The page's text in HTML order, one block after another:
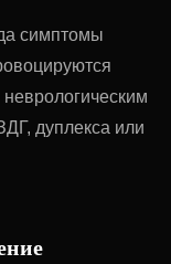
симптомы
дуплекса или